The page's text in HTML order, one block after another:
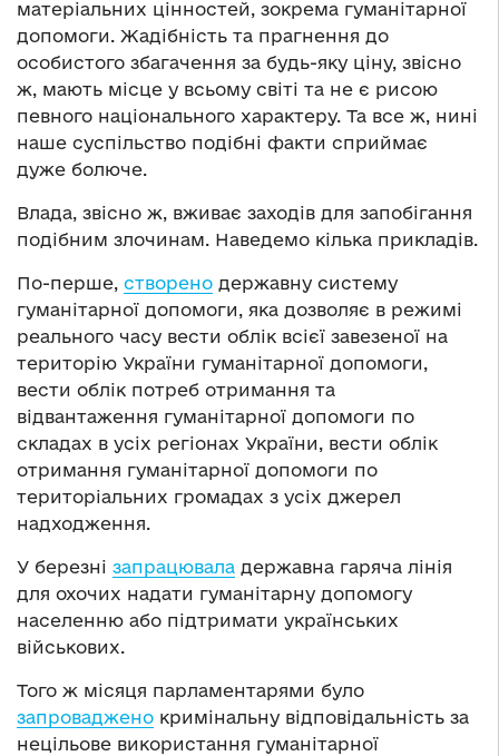
матеріальних цінностей, зокрема гуманітарної
допомоги. Жадібність та прагнення до
особистого збагачення за будь-яку ціну, звісно
ж, мають місце у всьому світі та не є рисою
певного національного характеру. Та все ж, нині
наше суспільство подібні факти сприймає
дуже болюче.
Влада, звісно ж, вживає заходів для запобігання
подібним злочинам. Наведемо кілька прикладів.
По-перше, створено державну систему
гуманітарної допомоги, яка дозволяє в режимі
реального часу вести облік всієї завезеної на
територію України гуманітарної допомоги,
вести облік потреб отримання та
відвантаження гуманітарної допомоги по
складах в усіх регіонах України, вести облік
отримання гуманітарної допомоги по
територіальних громадах з усіх джерел
надходження.
У березні запрацювала державна гаряча лінія
для охочих надати гуманітарну допомогу
населенню або підтримати українських
військових.
Того ж місяця парламентарями було
запроваджено кримінальну відповідальність за
нецільове використання гуманітарної